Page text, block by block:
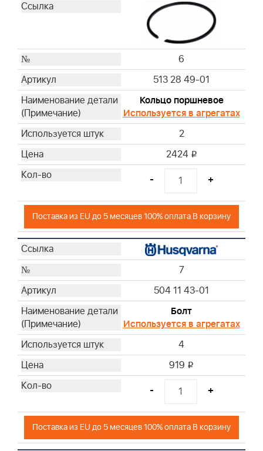
6
513 28 49-01
Кольцо поршневое
Используется в агрегатах
2
2424 i
- +
Поставка из EU до 5 месяцев 100% оплата В корзину
7
504 11 43-01
Болт
Используется в агрегатах
4
919 i
- +
Поставка из EU до 5 месяцев 100% оплата В корзину